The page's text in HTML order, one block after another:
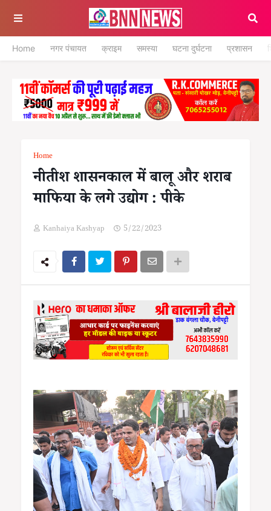
Home नगर पंचायत क्राइम समस्या घटना दुर्घटना प्रशासन
Home
नीतीश शासनकाल में बालू और शराब
माफिया के लगे उद्योग : पीके
Kanhaiya Kashyap 5/22/2023